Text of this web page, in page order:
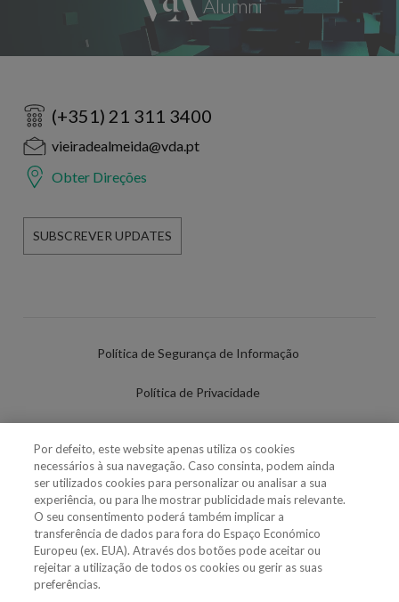
(+351) 21 311 3400
vieiradealmeida@vda.pt
Obter Direções
SUBSCREVER UPDATES
Política de Segurança de Informação
Política de Privacidade
Política de Cookies
Definições de cookies
Uso Fraudulento Nome/Marca
Por defeito, este website apenas utiliza os cookies
necessários à sua navegação. Caso consinta, podem ainda
ser utilizados cookies para personalizar ou analisar a sua
experiência, ou para lhe mostrar publicidade mais relevante.
O seu consentimento poderá também implicar a
transferência de dados para fora do Espaço Económico
Europeu (ex. EUA). Através dos botões pode aceitar ou
rejeitar a utilização de todos os cookies ou gerir as suas
preferências.